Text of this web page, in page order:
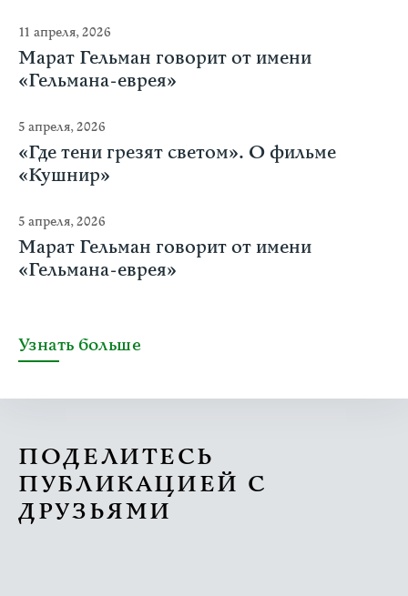
11 апреля, 2026
Марат Гельман говорит от имени
«Гельмана-еврея»
5 апреля, 2026
«Где тени грезят светом». О фильме
«Кушнир»
5 апреля, 2026
Марат Гельман говорит от имени
«Гельмана-еврея»
Узнать больше
ПОДЕЛИТЕСЬ
ПУБЛИКАЦИЕЙ С
ДРУЗЬЯМИ